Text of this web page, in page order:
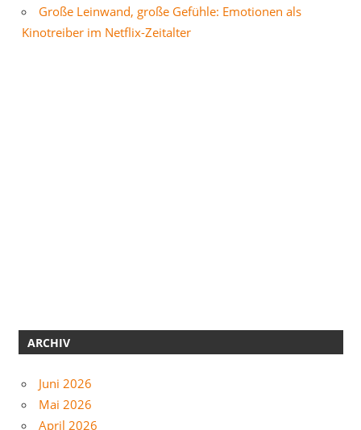
Große Leinwand, große Gefühle: Emotionen als
Kinotreiber im Netflix-Zeitalter
ARCHIV
Juni 2026
Mai 2026
April 2026